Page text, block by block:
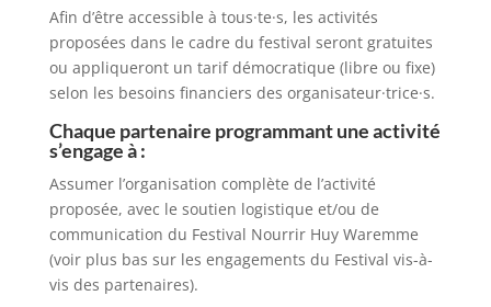
Afin d’être accessible à tous·te·s, les activités
proposées dans le cadre du festival seront gratuites
ou appliqueront un tarif démocratique (libre ou fixe)
selon les besoins financiers des organisateur·trice·s.
Chaque partenaire programmant une activité
s’engage à :
Assumer l’organisation complète de l’activité
proposée, avec le soutien logistique et/ou de
communication du Festival Nourrir Huy Waremme
(voir plus bas sur les engagements du Festival vis-à-
vis des partenaires).